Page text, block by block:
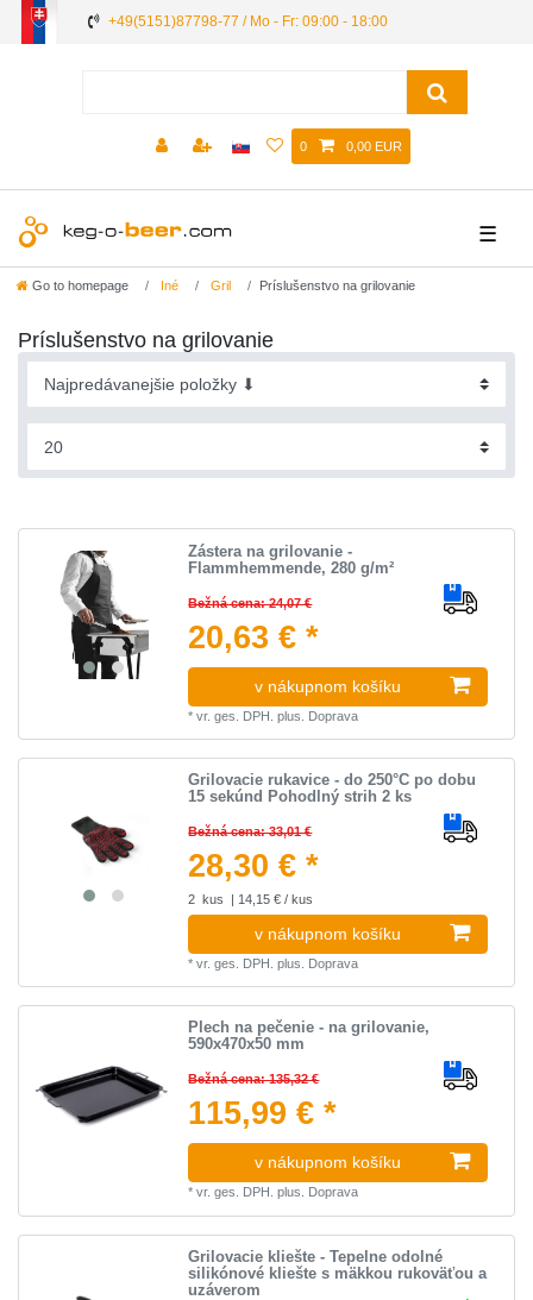
+49(5151)87798-77 / Mo - Fr: 09:00 - 18:00
0 0,00 EUR
☰
Go to homepage Iné Gril Príslušenstvo na grilovanie
Príslušenstvo na grilovanie
Zástera na grilovanie -
Flammhemmende, 280 g/m²
Bežná cena: 24,07 €
20,63 € *
v nákupnom košíku
*vr. ges. DPH. plus. Doprava
Grilovacie rukavice - do 250°C po dobu
15 sekúnd Pohodlný strih 2 ks
Bežná cena: 33,01 €
28,30 € *
2 kus | 14,15 € / kus
v nákupnom košíku
*vr. ges. DPH. plus. Doprava
Plech na pečenie - na grilovanie,
590x470x50 mm
Bežná cena: 135,32 €
115,99 € *
v nákupnom košíku
*vr. ges. DPH. plus. Doprava
Grilovacie kliešte - Tepelne odolné
silikónové kliešte s mäkkou rukoväťou a
uzáverom